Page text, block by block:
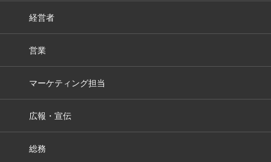
経営者
営業
マーケティング担当
広報・宣伝
総務